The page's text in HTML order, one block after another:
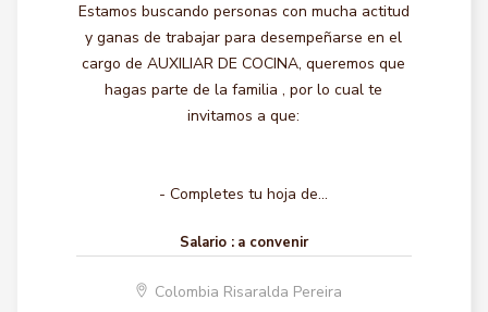
Estamos buscando personas con mucha actitud
y ganas de trabajar para desempeñarse en el
cargo de AUXILIAR DE COCINA, queremos que
hagas parte de la familia , por lo cual te
invitamos a que:
- Completes tu hoja de...
Salario : a convenir
Colombia Risaralda Pereira